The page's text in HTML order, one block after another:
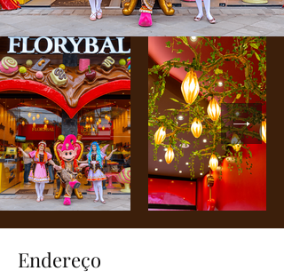
Endereço